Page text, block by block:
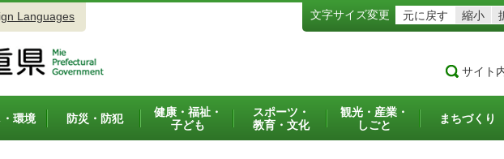
Languages 文字サイズ変更 元に戻す 縮小
サイト
・環境 防災・防犯
健康・福祉・
子ども
スポーツ・
教育・文化
観光・産業・
しごと
まちづくり